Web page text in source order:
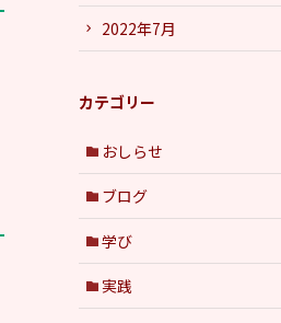
2022年7月
カテゴリー
おしらせ
ブログ
学び
実践